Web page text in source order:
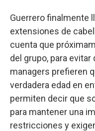
Guerrero finalmente
extensiones de
cuenta que
del grupo, para evitar
managers prefieren
verdadera edad en
permiten decir que
para mantener una
restricciones y